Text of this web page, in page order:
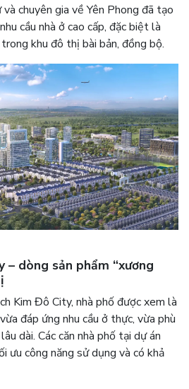
chuyên gia về Yên Phong đã tạo
cầu nhà ở cao cấp, đặc biệt là
khu đô thị bài bản, đồng bộ.
– dòng sản phẩm “xương
Kim Đô City, nhà phố được xem là
đáp ứng nhu cầu ở thực, vừa phù
dài. Các căn nhà phố tại dự án
ưu công năng sử dụng và có khả